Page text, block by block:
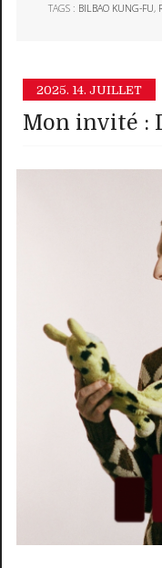
TAGS : BILBAO KUNG-FU,
2025. 14. JUILLET
Mon invité :